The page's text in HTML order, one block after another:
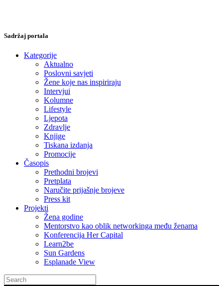
Sadržaj portala
Kategorije
Aktualno
Poslovni savjeti
Žene koje nas inspiriraju
Intervjui
Kolumne
Lifestyle
Ljepota
Zdravlje
Knjige
Tiskana izdanja
Promocije
Časopis
Prethodni brojevi
Pretplata
Naručite prijašnje brojeve
Press kit
Projekti
Žena godine
Mentorstvo kao oblik networkinga među ženama
Konferencija Her Capital
Learn2be
Sun Gardens
Esplanade View